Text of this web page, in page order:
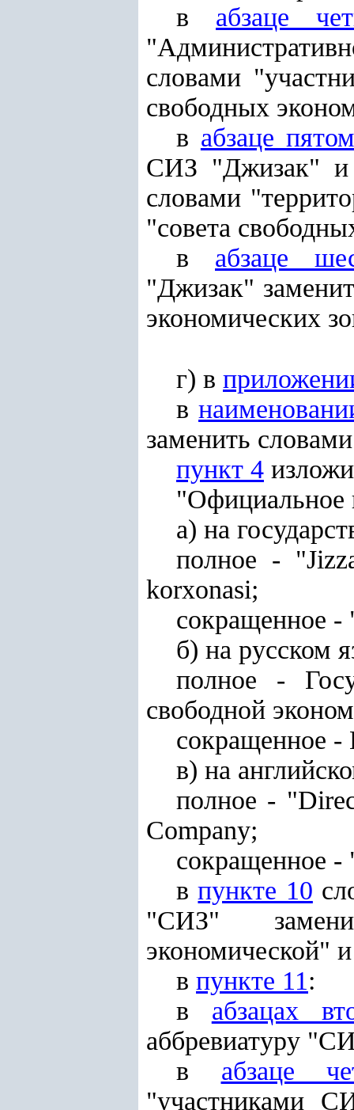
в абзаце
словами
свободных
в абзаце пятом
СИЗ "Джизак" и
словами
"совета
в абзаце
"Джизак"
экономических
г) в
в
заменить
пункт 4
"Официальное
а) на
полное -
korxonasi;
сокращенное
б) на русском
полное -
свободной
сокращенное
в) на
полное -
Company;
сокращенное
впункте 10
"СИЗ"
экономической"
в пункте 11:
в абзацах
аббревиатуру
в абзаце
"участниками